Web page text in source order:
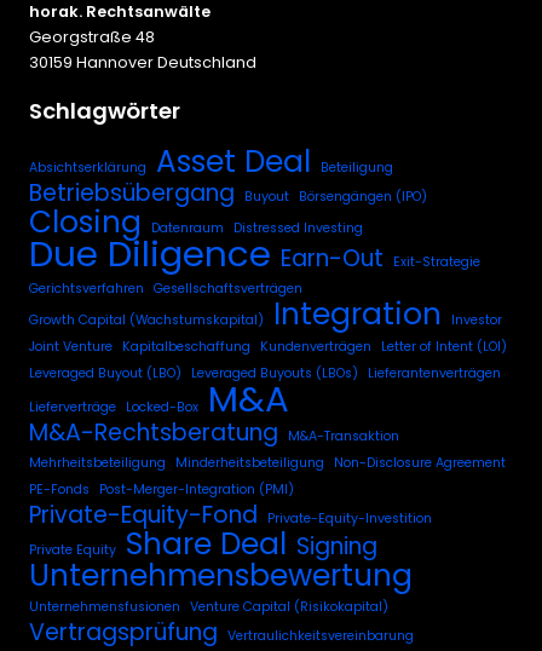
horak. Rechtsanwälte
Georgstraße 48
30159 Hannover Deutschland
Schlagwörter
Absichtserklärung Asset Deal Beteiligung
Betriebsübergang Buyout Börsengängen (IPO)
Closing Datenraum Distressed Investing
Due Diligence Earn-Out
Exit-Strategie
Gerichtsverfahren Gesellschaftsverträgen
Growth Capital (Wachstumskapital)
Integration
Investor
Joint Venture Kapitalbeschaffung Kundenverträgen
Letter of Intent (LOI)
Leveraged Buyout (LBO)
Leveraged Buyouts (LBOs)
Lieferantenverträgen
Lieferverträge Locked-Box M&A
M&A-Rechtsberatung
M&A-Transaktion
Mehrheitsbeteiligung
Minderheitsbeteiligung
Non-Disclosure Agreement
PE-Fonds
Post-Merger-Integration (PMI)
Private-Equity-Fond
Private-Equity-Investition
Private Equity Share Deal Signing
Unternehmensbewertung
Unternehmensfusionen Venture Capital (Risikokapital)
Vertragsprüfung Vertraulichkeitsvereinbarung